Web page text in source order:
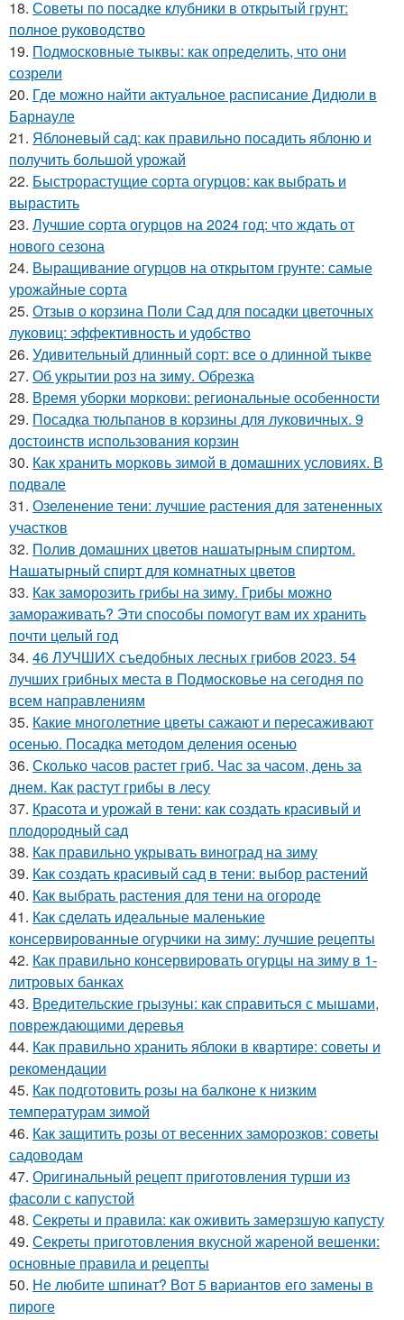
18. Советы по посадке клубники в открытый грунт:
полное руководство
19. Подмосковные тыквы: как определить, что они
созрели
20. Где можно найти актуальное расписание Дидюли в
Барнауле
21. Яблоневый сад: как правильно посадить яблоню и
получить большой урожай
22. Быстрорастущие сорта огурцов: как выбрать и
вырастить
23. Лучшие сорта огурцов на 2024 год: что ждать от
нового сезона
24. Выращивание огурцов на открытом грунте: самые
урожайные сорта
25. Отзыв о корзина Поли Сад для посадки цветочных
луковиц: эффективность и удобство
26. Удивительный длинный сорт: все о длинной тыкве
27. Об укрытии роз на зиму. Обрезка
28. Время уборки моркови: региональные особенности
29. Посадка тюльпанов в корзины для луковичных. 9
достоинств использования корзин
30. Как хранить морковь зимой в домашних условиях. В
подвале
31. Озеленение тени: лучшие растения для затененных
участков
32. Полив домашних цветов нашатырным спиртом.
Нашатырный спирт для комнатных цветов
33. Как заморозить грибы на зиму. Грибы можно
замораживать? Эти способы помогут вам их хранить
почти целый год
34. 46 ЛУЧШИХ съедобных лесных грибов 2023. 54
лучших грибных места в Подмосковье на сегодня по
всем направлениям
35. Какие многолетние цветы сажают и пересаживают
осенью. Посадка методом деления осенью
36. Сколько часов растет гриб. Час за часом, день за
днем. Как растут грибы в лесу
37. Красота и урожай в тени: как создать красивый и
плодородный сад
38. Как правильно укрывать виноград на зиму
39. Как создать красивый сад в тени: выбор растений
40. Как выбрать растения для тени на огороде
41. Как сделать идеальные маленькие
консервированные огурчики на зиму: лучшие рецепты
42. Как правильно консервировать огурцы на зиму в 1-
литровых банках
43. Вредительские грызуны: как справиться с мышами,
повреждающими деревья
44. Как правильно хранить яблоки в квартире: советы и
рекомендации
45. Как подготовить розы на балконе к низким
температурам зимой
46. Как защитить розы от весенних заморозков: советы
садоводам
47. Оригинальный рецепт приготовления турши из
фасоли с капустой
48. Секреты и правила: как оживить замерзшую капусту
49. Секреты приготовления вкусной жареной вешенки:
основные правила и рецепты
50. Не любите шпинат? Вот 5 вариантов его замены в
пироге